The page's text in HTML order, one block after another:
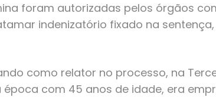
foram autorizadas pelos órgãos
indenizatório fixado na
como relator no processo, na
com 45 anos de idade, era